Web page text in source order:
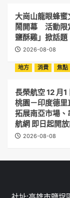
大崗山龍眼蜂蜜
鬧開幕 活動限
鹽酥雞」掀話題
2026-08-08
地方
消費 焦點
長榮航空 12 月1
桃園－印度德里
拓展南亞市場、
航網 即日起開
2026-08-08